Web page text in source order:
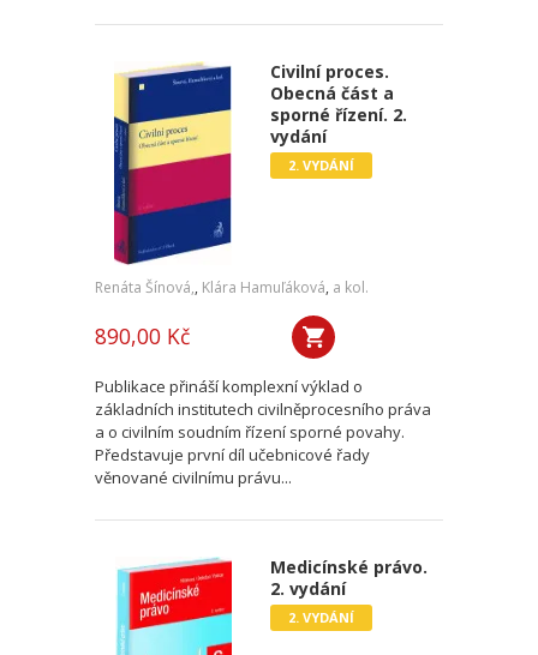
Civilní proces.
Obecná část a
sporné řízení. 2.
vydání
2. VYDÁNÍ
Renáta Šínová,, Klára Hamuľáková, a kol.
890,00 Kč
Publikace přináší komplexní výklad o
základních institutech civilněprocesního práva
a o civilním soudním řízení sporné povahy.
Představuje první díl učebnicové řady
věnované civilnímu právu...
Medicínské právo.
2. vydání
2. VYDÁNÍ